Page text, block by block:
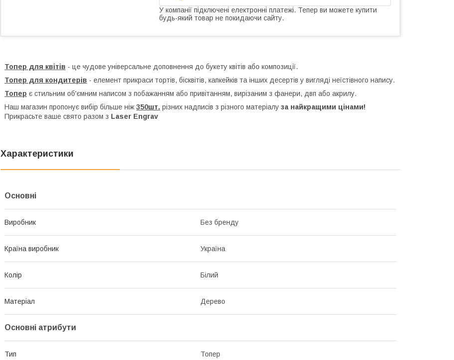
У компанії підключені електронні платежі. Тепер ви можете купити
будь-який товар не покидаючи сайту.
Топер для квітів - це чудове універсальне доповнення до букету квітів або композиції.
Топер для кондитерів - елемент прикраси тортів, бісквітів, капкейків та інших десертів у вигляді неїстівного напису.
Топер є стильним об'ємним написом з побажанням або привітанням, вирізаним з фанери, двп або акрилу.
Наш магазин пропонує вибір більше ніж 350шт. різних надписів з різного матеріалу за найкращими цінами!
Прикрасьте ваше свято разом з Laser Engrav
Характеристики
Основні
Виробник Без бренду
Країна виробник Україна
Колір Білий
Матеріал Дерево
Основні атрибути
Тип Топер